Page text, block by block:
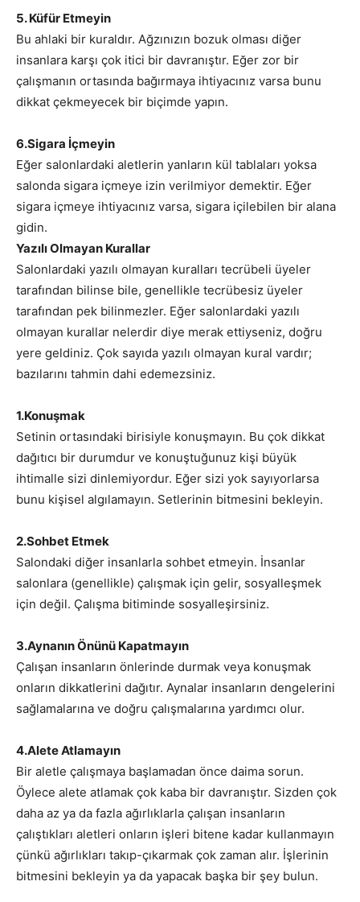
5. Küfür Etmeyin
Bu ahlaki bir kuraldır. Ağzınızın bozuk olması diğer
insanlara karşı çok itici bir davranıştır. Eğer zor bir
çalışmanın ortasında bağırmaya ihtiyacınız varsa bunu
dikkat çekmeyecek bir biçimde yapın.
6.Sigara İçmeyin
Eğer salonlardaki aletlerin yanların kül tablaları yoksa
salonda sigara içmeye izin verilmiyor demektir. Eğer
sigara içmeye ihtiyacınız varsa, sigara içilebilen bir alana
gidin.
Yazılı Olmayan Kurallar
Salonlardaki yazılı olmayan kuralları tecrübeli üyeler
tarafından bilinse bile, genellikle tecrübesiz üyeler
tarafından pek bilinmezler. Eğer salonlardaki yazılı
olmayan kurallar nelerdir diye merak ettiyseniz, doğru
yere geldiniz. Çok sayıda yazılı olmayan kural vardır;
bazılarını tahmin dahi edemezsiniz.
1.Konuşmak
Setinin ortasındaki birisiyle konuşmayın. Bu çok dikkat
dağıtıcı bir durumdur ve konuştuğunuz kişi büyük
ihtimalle sizi dinlemiyordur. Eğer sizi yok sayıyorlarsa
bunu kişisel algılamayın. Setlerinin bitmesini bekleyin.
2.Sohbet Etmek
Salondaki diğer insanlarla sohbet etmeyin. İnsanlar
salonlara (genellikle) çalışmak için gelir, sosyalleşmek
için değil. Çalışma bitiminde sosyalleşirsiniz.
3.Aynanın Önünü Kapatmayın
Çalışan insanların önlerinde durmak veya konuşmak
onların dikkatlerini dağıtır. Aynalar insanların dengelerini
sağlamalarına ve doğru çalışmalarına yardımcı olur.
4.Alete Atlamayın
Bir aletle çalışmaya başlamadan önce daima sorun.
Öylece alete atlamak çok kaba bir davranıştır. Sizden çok
daha az ya da fazla ağırlıklarla çalışan insanların
çalıştıkları aletleri onların işleri bitene kadar kullanmayın
çünkü ağırlıkları takıp-çıkarmak çok zaman alır. İşlerinin
bitmesini bekleyin ya da yapacak başka bir şey bulun.